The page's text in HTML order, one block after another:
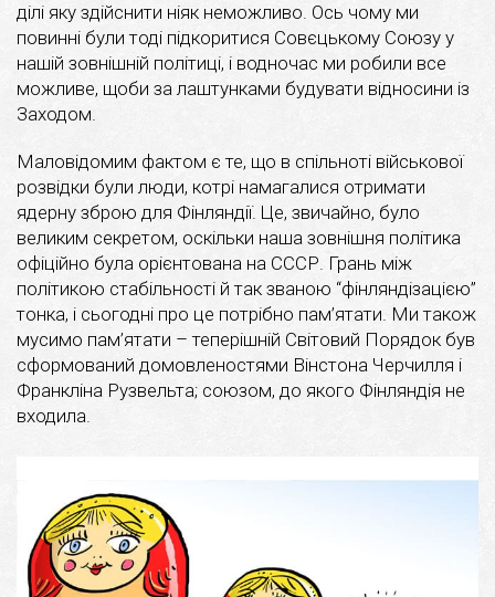
ділі яку здійснити ніяк неможливо. Ось чому ми
повинні були тоді підкоритися Совєцькому Союзу у
нашій зовнішній політиці, і водночас ми робили все
можливе, щоби за лаштунками будувати відносини із
Заходом.
Маловідомим фактом є те, що в спільноті військової
розвідки були люди, котрі намагалися отримати
ядерну зброю для Фінляндії. Це, звичайно, було
великим секретом, оскільки наша зовнішня політика
офіційно була орієнтована на СССР. Грань між
політикою стабільності й так званою “фінляндізацією”
тонка, і сьогодні про це потрібно пам’ятати. Ми також
мусимо пам’ятати – теперішній Світовий Порядок був
сформований домовленостями Вінстона Черчилля і
Франкліна Рузвельта; союзом, до якого Фінляндія не
входила.